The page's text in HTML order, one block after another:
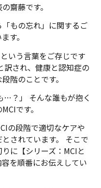
齋藤です。
もの忘れ」に関するご
す。
いう言葉をご存じです
訳され、健康と認知症の
階のことです。
…？」 そんな誰もが抱く
です。
の段階で適切なケアや
されています。 そこで
に【シリーズ：MCIと
を順番にお伝えしてい